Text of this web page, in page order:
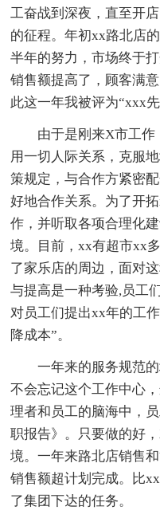
工奋战到深夜，直至开
的征程。年初xx路北店
半年的努力，市场终于
销售额提高了，顾客满
此这一年我被评为“xxx先
由于是刚来X市工作
用一切人际关系，克服
策规定，与合作方紧密
好地合作关系。为了开
作，并听取各项合理化
境。目前，xx有超市xx
了家乐店的周边，面对
与提高是一种考验,员工
对员工们提出xx年的工
降成本”。
一年来的服务规范
不会忘记这个工作中心
理者和员工的脑海中，
职报告》。只要做的好
境。一年来路北店销售
销售额超计划完成。比
了集团下达的任务。